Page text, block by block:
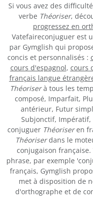
Si vous avez des
verbe Théoriser,
progressez en
Vatefaireconjuguer est
par Gymglish qui
concis et personnalisés :
cours d'espagnol, cours
français langue
Théoriserà tous les
composé, Imparfait,
antérieur, Futur
Subjonctif, Impératif,
conjuguer Théoriseren
Théoriserdans le
conjugaison
phrase, par exemple
français, Gymglish
met à disposition de
d'orthographe et de